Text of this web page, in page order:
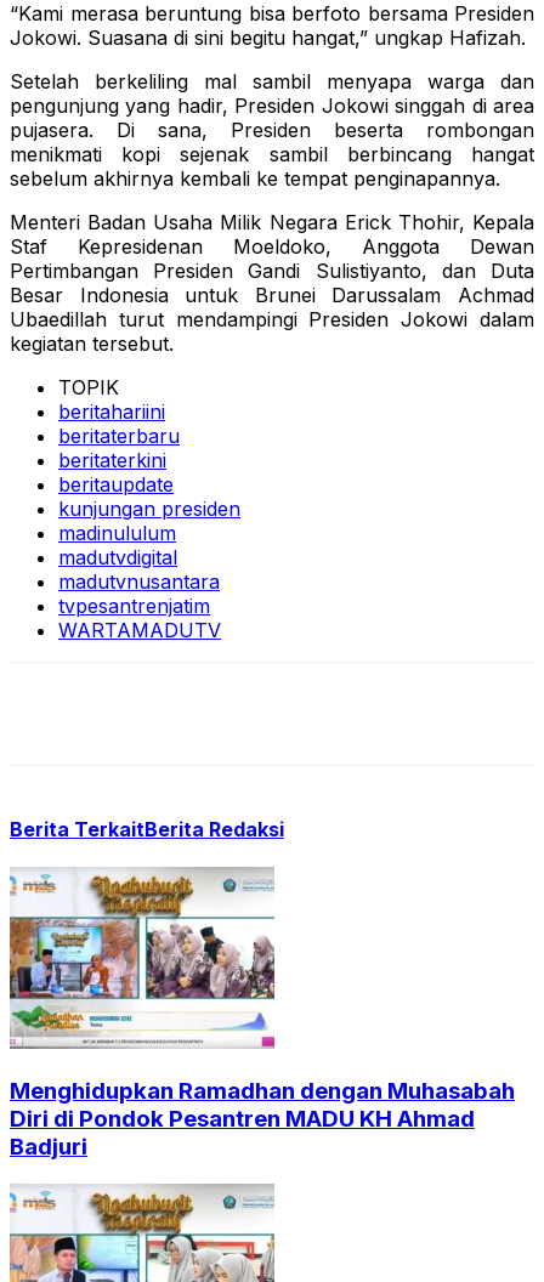
“Kami merasa beruntung bisa berfoto bersama Presiden
Jokowi. Suasana di sini begitu hangat,” ungkap Hafizah.
Setelah berkeliling mal sambil menyapa warga dan
pengunjung yang hadir, Presiden Jokowi singgah di area
pujasera. Di sana, Presiden beserta rombongan
menikmati kopi sejenak sambil berbincang hangat
sebelum akhirnya kembali ke tempat penginapannya.
Menteri Badan Usaha Milik Negara Erick Thohir, Kepala
Staf Kepresidenan Moeldoko, Anggota Dewan
Pertimbangan Presiden Gandi Sulistiyanto, dan Duta
Besar Indonesia untuk Brunei Darussalam Achmad
Ubaedillah turut mendampingi Presiden Jokowi dalam
kegiatan tersebut.
TOPIK
beritahariini
beritaterbaru
beritaterkini
beritaupdate
kunjungan presiden
madinululum
madutvdigital
madutvnusantara
tvpesantrenjatim
WARTAMADUTV
Berita TerkaitBerita Redaksi
Menghidupkan Ramadhan dengan Muhasabah
Diri di Pondok Pesantren MADU KH Ahmad
Badjuri